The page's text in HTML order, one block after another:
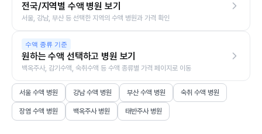
전국/지역별 수액 병원 보기
서울, 강남, 부산 등 선택한 지역의 수액 병원과 가격 확인
수액 종류 기준
원하는 수액 선택하고 병원 보기
백옥주사, 감기수액, 숙취수액 등 수액 종류별 가격 페이지로 이동
서울 수액 병원 강남 수액 병원 부산 수액 병원 숙취 수액 병원
장염 수액 병원 백옥주사 병원 태반주사 병원